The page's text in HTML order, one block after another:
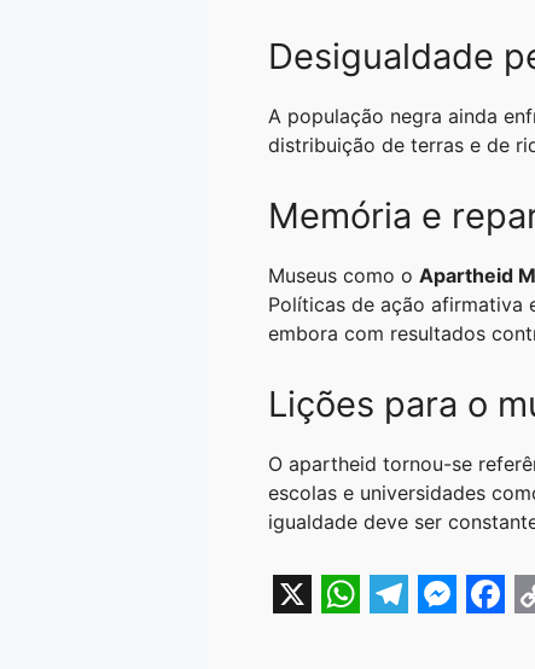
Desigualdade
A população negra ainda
distribuição de terras e de
Memória e
Museus como o Apartheid
Políticas de ação afirmativa
embora com resultados
Lições para o
O apartheid tornou-se
escolas e universidades
igualdade deve ser